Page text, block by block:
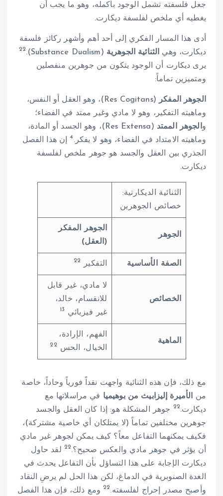
جعل فلسفته تشمل الوجود بأكمله، وهو ما يجب أن
يغطيه أي ملخص لفلسفة ديكارت.
أدى هذا المسار الفكري إلى أحد أهم وأشهر ركائز فلسفة
ديكارت، وهي
الثنائية الجوهرية (Substance Dualism).
22
يرى ديكارت أن الوجود يتكون من جوهرين منفصلين
ومتميزين تماماً:
الجوهر المفكر
(Res Cogitans)، وهو العقل أو النفس،
وماهيته التفكير، وهو لا مادي وغير ممتد في الفضاء؛
و الجوهر الممتد
(Res Extensa)، وهو الجسد أو المادة،
وماهيته الامتداد في الفضاء، وهو لا يفكر.4إن هذا الفصل
الجذري بين العقل والجسد هو جوهر ملخص لفلسفة
ديكارت.
الثنائية الديكارتية:
خصائص الجوهرين
الجوهر
الجوهر المفكر
(العقل)
الصفة الأساسية التفكير 22
الخصائص
لا مادي، غير قابل
للانقسام، خالد،
غير فيزيائي
13
الماهية
الفهم، الإرادة،
الخيال، الحس
22
مع ذلك، فإن هذه الثنائية واجهت نقداً فورياً وحاداً، خاصة
من
الأميرة إليزابيث من بوهيميا في مراسلاتها مع
ديكارت.22 جوهر المشكلة هو: إذا كان العقل والجسد
جوهرين مختلفين تماماً (لا يمتلكان أي خاصية مشتركة)،
فكيف يمكنهما التفاعل معاً؟ كيف يمكن لجوهر غير مادي
أن يؤثر في جوهر مادي والعكس صحيح؟.22 لقد حاول
ديكارت الإجابة على هذا التساؤل بأن التفاعل يحدث في
الغدة الصنوبرية في الدماغ، لكن هذا الحل لم يرضِ النقاد
وأصبح مصدر إحراج لفلسفته.22 ومع ذلك، فإن هذا الفصل